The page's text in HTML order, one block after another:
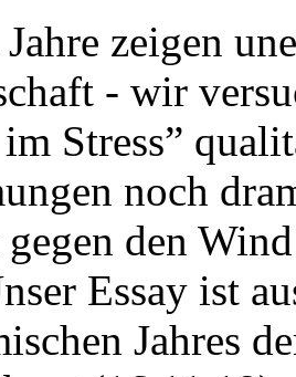
zeigen
- wir
Stress”
noch
den
Essay ist
Jahres